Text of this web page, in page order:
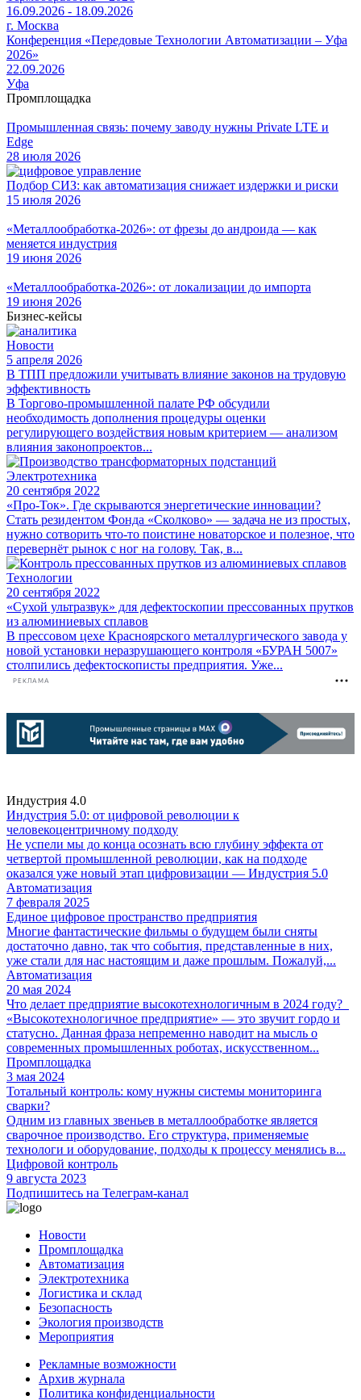
16.09.2026 - 18.09.2026
г. Москва
Конференция «Передовые Технологии Автоматизации – Уфа
2026»
22.09.2026
Уфа
Промплощадка
Промышленная связь: почему заводу нужны Private LTE и
Edge
28 июля 2026
Подбор СИЗ: как автоматизация снижает издержки и риски
15 июля 2026
«Металлообработка-2026»: от фрезы до андроида — как
меняется индустрия
19 июня 2026
«Металлообработка-2026»: от локализации до импорта
19 июня 2026
Бизнес-кейсы
Новости
5 апреля 2026
В ТПП предложили учитывать влияние законов на трудовую
эффективность
В Торгово-промышленной палате РФ обсудили
необходимость дополнения процедуры оценки
регулирующего воздействия новым критерием — анализом
влияния законопроектов...
Электротехника
20 сентября 2022
«Про-Ток». Где скрываются энергетические инновации?
Стать резидентом Фонда «Сколково» — задача не из простых,
нужно сотворить что-то поистине новаторское и полезное, что
перевернёт рынок с ног на голову. Так, в...
Технологии
20 сентября 2022
«Сухой ультразвук» для дефектоскопии прессованных прутков
из алюминиевых сплавов
В прессовом цехе Красноярского металлургического завода у
новой установки неразрушающего контроля «БУРАН 5007»
столпились дефектоскописты предприятия. Уже...
РЕКЛАМА
Индустрия 4.0
Индустрия 5.0: от цифровой революции к
человекоцентричному подходу
Не успели мы до конца осознать всю глубину эффекта от
четвертой промышленной революции, как на подходе
оказался уже новый этап цифровизации — Индустрия 5.0
Автоматизация
7 февраля 2025
Единое цифровое пространство предприятия
Многие фантастические фильмы о будущем были сняты
достаточно давно, так что события, представленные в них,
уже стали для нас настоящим и даже прошлым. Пожалуй,...
Автоматизация
20 мая 2024
Что делает предприятие высокотехнологичным в 2024 году?
«Высокотехнологичное предприятие» — это звучит гордо и
статусно. Данная фраза непременно наводит на мысль о
современных промышленных роботах, искусственном...
Промплощадка
3 мая 2024
Тотальный контроль: кому нужны системы мониторинга
сварки?
Одним из главных звеньев в металлообработке является
сварочное производство. Его структура, применяемые
технологи и оборудование, подходы к процессу менялись в...
Цифровой контроль
9 августа 2023
Подпишитесь на Телеграм-канал
Новости
Промплощадка
Автоматизация
Электротехника
Логистика и склад
Безопасность
Экология производств
Мероприятия
Рекламные возможности
Архив журнала
Политика конфиденциальности